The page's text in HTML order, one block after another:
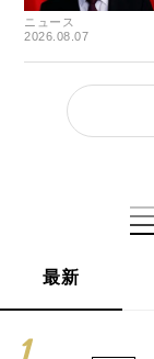
ニュース
2026.08.07
最新